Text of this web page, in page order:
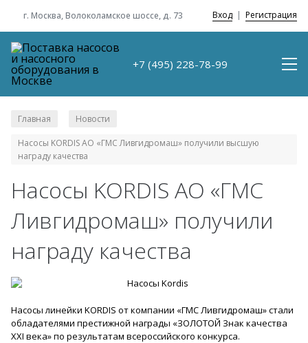
г. Москва, Волоколамское шоссе, д. 73 Вход | Регистрация
+7 (495) 228-78-99
Главная Новости
Насосы KORDIS АО «ГМС Ливгидромаш» получили высшую
награду качества
Насосы KORDIS АО «ГМС
Ливгидромаш» получили
награду качества
Насосы линейки KORDIS от компании «ГМС Ливгидромаш» стали
обладателями престижной награды «ЗОЛОТОЙ Знак качества
ХХI века» по результатам всероссийского конкурса.